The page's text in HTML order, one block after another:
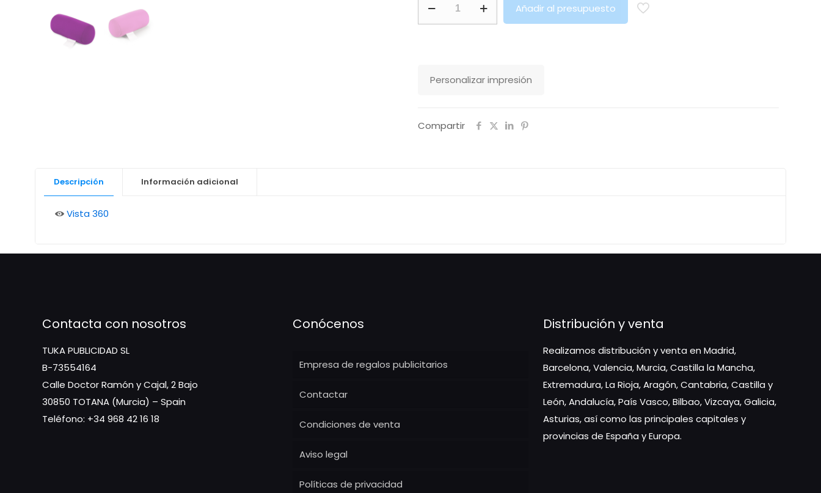
Añadir al presupuesto
Personalizar impresión
Compartir
Descripción Información adicional
Vista 360
Contacta con nosotros
TUKA PUBLICIDAD SL
B-73554164
Calle Doctor Ramón y Cajal, 2 Bajo
30850 TOTANA (Murcia) – Spain
Teléfono: +34 968 42 16 18
Conócenos
Empresa de regalos publicitarios
Contactar
Condiciones de venta
Aviso legal
Políticas de privacidad
Distribución y venta
Realizamos distribución y venta en Madrid,
Barcelona, Valencia, Murcia, Castilla la Mancha,
Extremadura, La Rioja, Aragón, Cantabria, Castilla y
León, Andalucía, País Vasco, Bilbao, Vizcaya, Galicia,
Asturias, así como las principales capitales y
provincias de España y Europa.